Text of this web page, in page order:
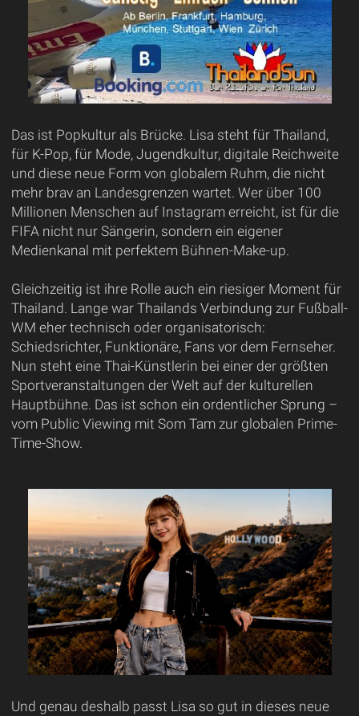
Das ist Popkultur als Brücke. Lisa steht für Thailand,
für K-Pop, für Mode, Jugendkultur, digitale Reichweite
und diese neue Form von globalem Ruhm, die nicht
mehr brav an Landesgrenzen wartet. Wer über 100
Millionen Menschen auf Instagram erreicht, ist für die
FIFA nicht nur Sängerin, sondern ein eigener
Medienkanal mit perfektem Bühnen-Make-up.
Gleichzeitig ist ihre Rolle auch ein riesiger Moment für
Thailand. Lange war Thailands Verbindung zur Fußball-
WM eher technisch oder organisatorisch:
Schiedsrichter, Funktionäre, Fans vor dem Fernseher.
Nun steht eine Thai-Künstlerin bei einer der größten
Sportveranstaltungen der Welt auf der kulturellen
Hauptbühne. Das ist schon ein ordentlicher Sprung –
vom Public Viewing mit Som Tam zur globalen Prime-
Time-Show.
Und genau deshalb passt Lisa so gut in dieses neue